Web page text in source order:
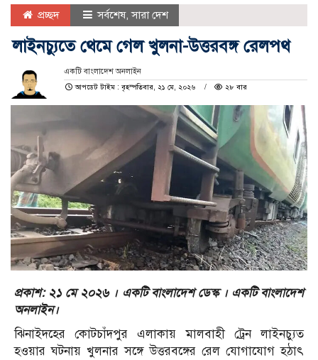
প্রচ্ছদ সর্বশেষ,সারা দেশ
লাইনচ্যুতে থেমে গেল খুলনা-উত্তরবঙ্গ রেলপথ
একটি বাংলাদেশ অনলাইন
আপডেট টাইম : বৃহস্পতিবার, ২১ মে, ২০২৬
২৮ বার
প্রকাশ: ২১ মে ২০২৬ । একটি বাংলাদেশ ডেস্ক । একটি বাংলাদেশ
অনলাইন।
ঝিনাইদহের কোটচাঁদপুর এলাকায় মালবাহী ট্রেন লাইনচ্যুত
হওয়ার ঘটনায় খুলনার সঙ্গে উত্তরবঙ্গের রেল যোগাযোগ হঠাৎ